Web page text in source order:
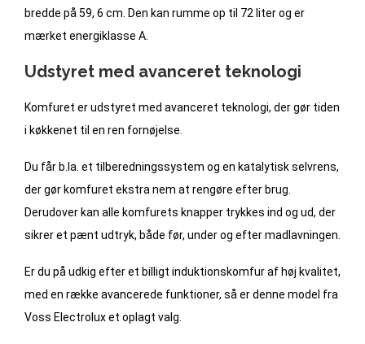
bredde på 59, 6 cm. Den kan rumme op til 72 liter og er
mærket energiklasse A.
Udstyret med avanceret teknologi
Komfuret er udstyret med avanceret teknologi, der gør tiden
i køkkenet til en ren fornøjelse.
Du får b.la. et tilberedningssystem og en katalytisk selvrens,
der gør komfuret ekstra nem at rengøre efter brug.
Derudover kan alle komfurets knapper trykkes ind og ud, der
sikrer et pænt udtryk, både før, under og efter madlavningen.
Er du på udkig efter et billigt induktionskomfur af høj kvalitet,
med en række avancerede funktioner, så er denne model fra
Voss Electrolux et oplagt valg.